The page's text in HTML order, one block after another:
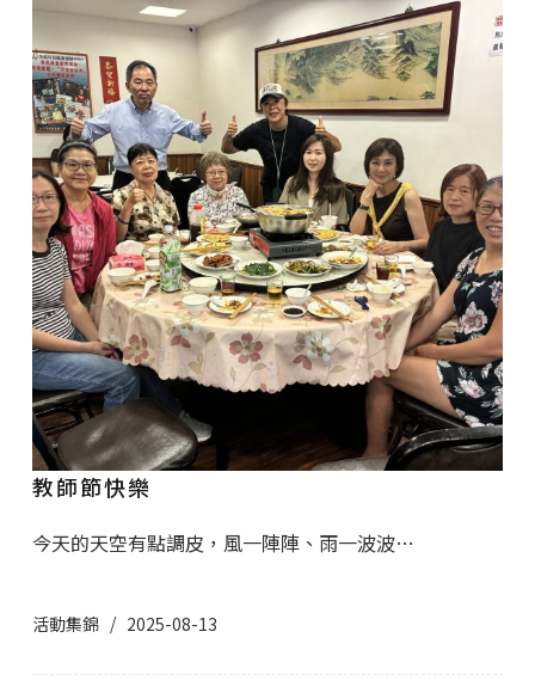
教師節快樂
今天的天空有點調皮，風一陣陣、雨一波波…
活動集錦 2025-08-13